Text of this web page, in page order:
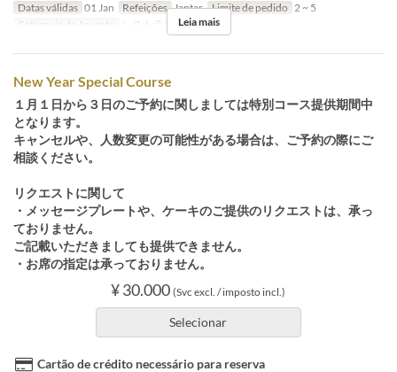
Datas válidas 01 Jan Refeições Jantar Limite de pedido 2 ~ 5
Categoria de Assento
レストランのご予約
Leia mais
New Year Special Course
１月１日から３日のご予約に関しましては特別コース提供期間中
となります。
キャンセルや、人数変更の可能性がある場合は、ご予約の際にご
相談ください。
リクエストに関して
・メッセージプレートや、ケーキのご提供のリクエストは、承っ
ておりません。
ご記載いただきましても提供できません。
・お席の指定は承っておりません。
¥ 30.000 (Svc excl. / imposto incl.)
Selecionar
Cartão de crédito necessário para reserva